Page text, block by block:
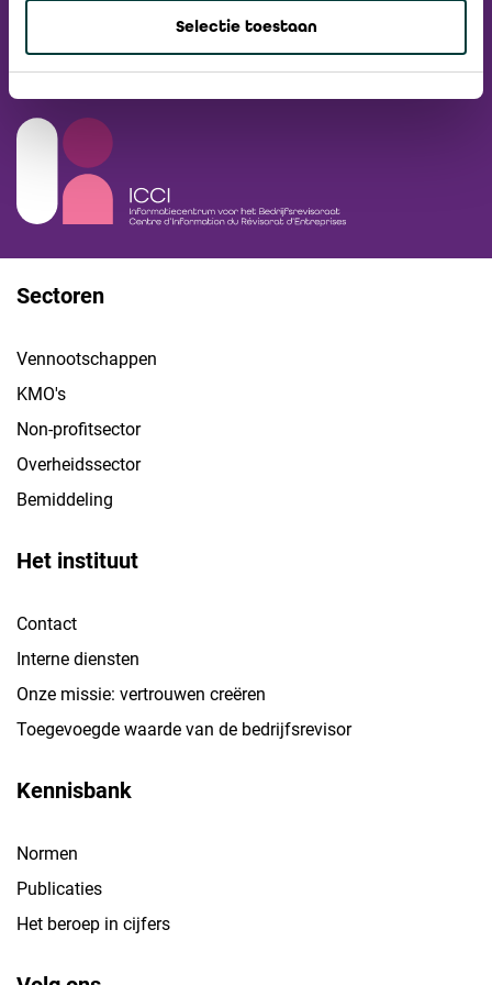
Selectie toestaan
Nieuwsbrief
Sectoren
Vennootschappen
KMO's
Non-profitsector
Overheidssector
Bemiddeling
Het instituut
Contact
Interne diensten
Onze missie: vertrouwen creëren
Toegevoegde waarde van de bedrijfsrevisor
Kennisbank
Normen
Publicaties
Het beroep in cijfers